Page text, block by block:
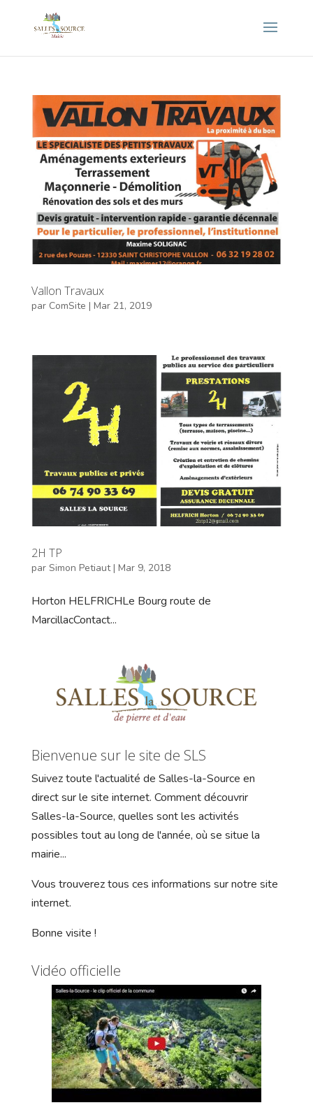
Vallon Travaux
par ComSite | Mar 21, 2019
2H TP
par Simon Petiaut| Mar 9, 2018
Horton HELFRICHLe Bourg route de
MarcillacContact...
Bienvenue sur le site de SLS
Suivez toute l'actualité de Salles-la-Source en
direct sur le site internet. Comment découvrir
Salles-la-Source, quelles sont les activités
possibles tout au long de l'année, où se situe la
mairie...
Vous trouverez tous ces informations sur notre site
internet.
Bonne visite !
Vidéo officielle